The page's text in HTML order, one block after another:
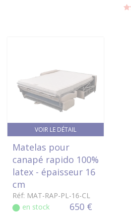
VOIR LE DÉTAIL
Matelas pour
canapé rapido 100%
latex - épaisseur 16
cm
Réf: MAT-RAP-PL-16-CL
en stock
650 €